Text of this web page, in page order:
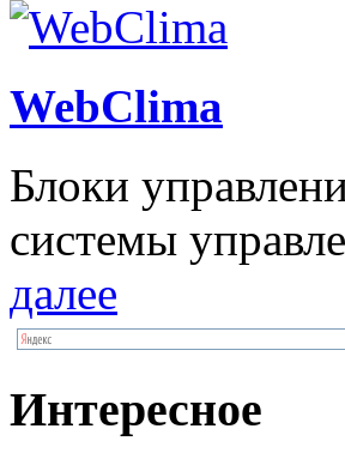
WebClima
Блоки
системы
далее
Интересное